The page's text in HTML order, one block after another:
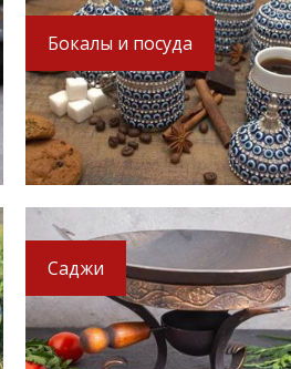
Бокалы и посуда
Саджи